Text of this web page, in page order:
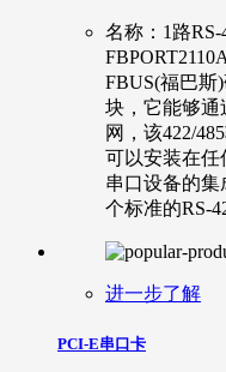
名称：1路
FBUS(福巴斯
块，它能够通
网，该422/
可以安装在任
串口设备的集
个标准的RS-
进一步了解
PCI-E串口卡